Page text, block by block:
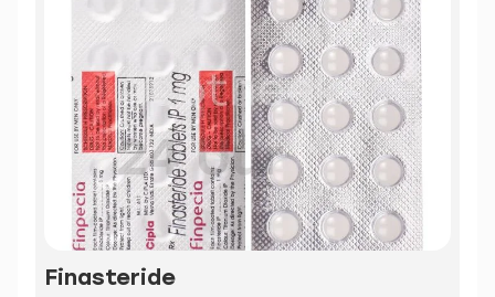
Finasteride